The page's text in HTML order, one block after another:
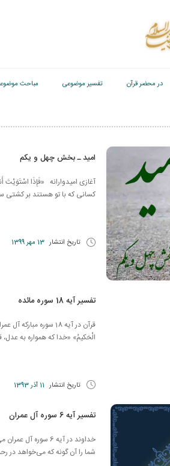
در محضر قرآن تفسیر موضوعی مباحث
امید ـ بخش چهل و یکم
آغازی امیدوارانه «فَإِذَا
کسانی که با تو هستند بر کشتی
تاریخ انتشار 13 مهر 1399
تفسیر آیه 18 سوره مائده
قرآن در آیه 18 سوره
الْحَكیمُ» «خدا كه همواره به
تاریخ انتشار 11 آذر 1393
تفسیر آیه 6 سوره آل عمران
خداوند در آیه 6
شما را آن گونه که مى‏‌خواهد در